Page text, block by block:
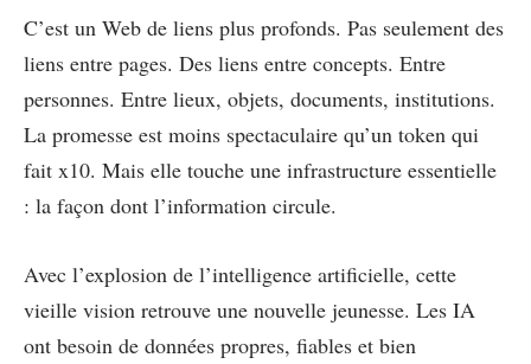
C’est un Web de liens plus profonds. Pas seulement des
liens entre pages. Des liens entre concepts. Entre
personnes. Entre lieux, objets, documents, institutions.
La promesse est moins spectaculaire qu’un token qui
fait x10. Mais elle touche une infrastructure essentielle
: la façon dont l’information circule.
Avec l’explosion de l’intelligence artificielle, cette
vieille vision retrouve une nouvelle jeunesse. Les IA
ont besoin de données propres, fiables et bien